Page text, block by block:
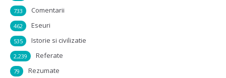
Comentarii
733
Eseuri
462
Istorie si civilizatie
535
Referate
2,239
Rezumate
79